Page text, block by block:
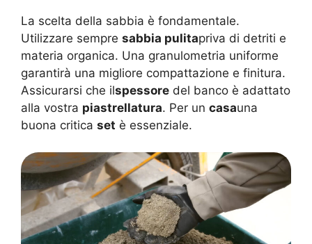
La scelta della sabbia è fondamentale.
Utilizzare sempre sabbia pulitapriva di detriti e
materia organica. Una granulometria uniforme
garantirà una migliore compattazione e finitura.
Assicurarsi che ilspessore del banco è adattato
alla vostra piastrellatura. Per un casauna
buona critica set è essenziale.